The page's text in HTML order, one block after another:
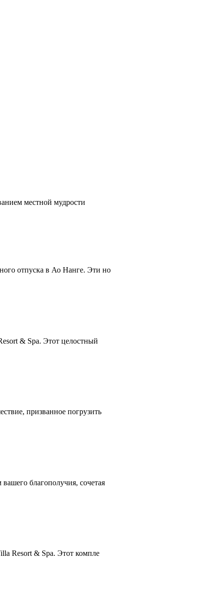
местной мудрости
отпуска в Ао Нанге. Эти но
& Spa. Этот целостный
призванное погрузить
благополучия, сочетая
Resort & Spa. Этот компле